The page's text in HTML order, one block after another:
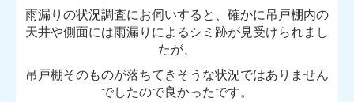
雨漏りの状況調査にお伺いすると、確かに吊戸棚内の
天井や側面には雨漏りによるシミ跡が見受けられまし
たが、
吊戸棚そのものが落ちてきそうな状況ではありません
でしたので良かったです。